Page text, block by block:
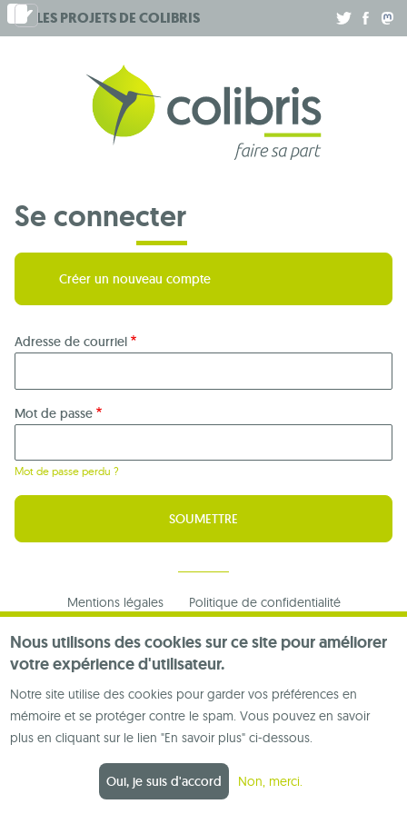
Nous utilisons des cookies sur ce site pour améliorer
votre expérience d'utilisateur.
Notre site utilise des cookies pour garder vos préférences en
mémoire et se protéger contre le spam. Vous pouvez en savoir
plus en cliquant sur le lien "En savoir plus" ci-dessous.
Oui, je suis d'accord Non, merci.
Aller
au
LES PROJETS DECOLIBRIS
Se connecter
Créer un nouveau compte
Adresse de courriel
Mot de passe
Mot de passe perdu ?
Footer
menu
Mentions légales Politique de confidentialité
Nous contacter